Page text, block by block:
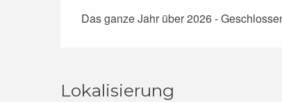
Das ganze Jahr über 2026 -
Lokalisierung